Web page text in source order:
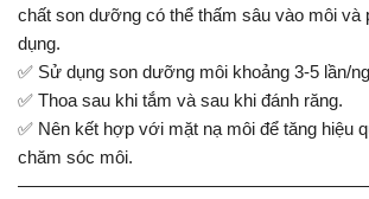
chất son dưỡng có thể thấm sâu vào môi và
dụng.
✅ Sử dụng son dưỡng môi khoảng 3-5 lần/
✅ Thoa sau khi tắm và sau khi đánh răng.
✅ Nên kết hợp với mặt nạ môi để tăng hiệu
chăm sóc môi.